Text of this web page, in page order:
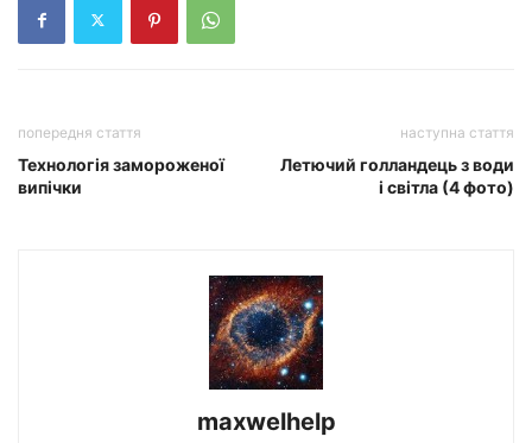
попередня стаття
Технологія замороженої
випічки
наступна стаття
Летючий голландець з води
і світла (4 фото)
maxwelhelp